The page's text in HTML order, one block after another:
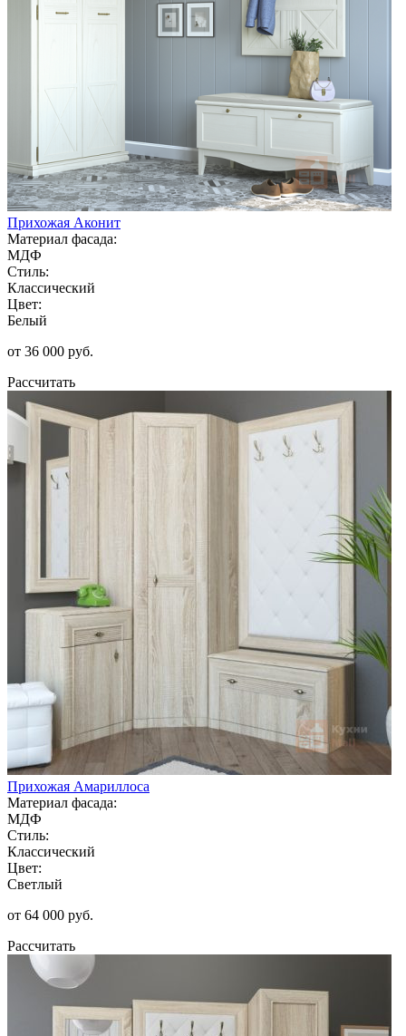
Прихожая Аконит
Материал фасада:
МДФ
Стиль:
Классический
Цвет:
Белый
от 36 000 руб.
Рассчитать
Прихожая Амариллоса
Материал фасада:
МДФ
Стиль:
Классический
Цвет:
Светлый
от 64 000 руб.
Рассчитать